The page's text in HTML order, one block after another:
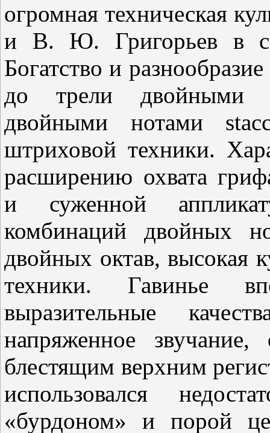
огромная техническая
и В. Ю. Григорьев в
Богатство и
до трели двойными
двойными нотами
штриховой техники.
расширению охвата
и суженной
комбинаций
двойных октав, высокая
техники. Гавинье
выразительные
напряженное
блестящим верхним
использовался
«бурдоном» и порой